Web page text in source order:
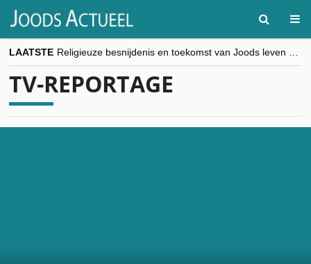
LAATSTE
“Besnijdenisdebat toont hoe moeilijk seculiere Westen minderheden begrijpt”, Jinnih Beels (Vooruit)
TV-REPORTAGE